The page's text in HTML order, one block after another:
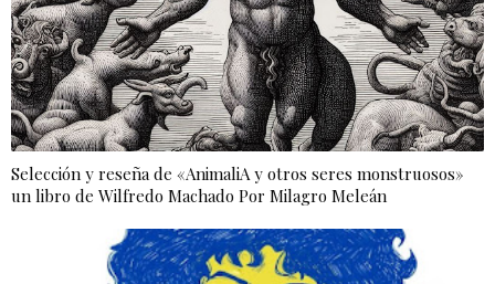
Selección y reseña de «AnimaliA y otros seres monstruosos»
un libro de Wilfredo Machado Por Milagro Meleán